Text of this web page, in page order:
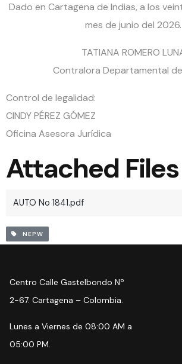
Dado en Cartagena de Indias, a los
mes de junio del 2026.
TATIANA ROMERO
Contralora Departamental
Control de legalidad:
CINDY PÉREZ GÓMEZ
Oficina Asesora Jurídica
Attached Files
AUTO No 1841.pdf
NEPW
Centro Calle Gastelbondo Nº
2-67. Cartagena – Colombia.
Lunes a Viernes de 08:00 AM a
05:00 PM.